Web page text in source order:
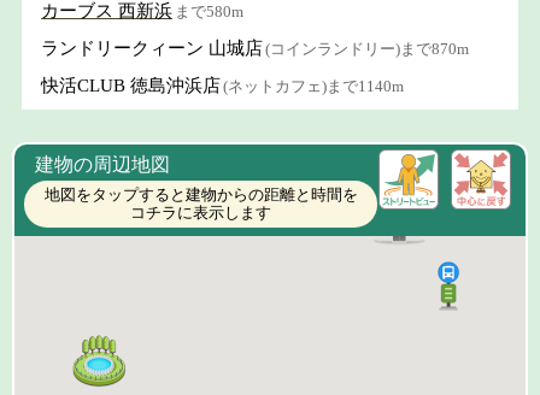
カーブス 西新浜 まで580m
ランドリークィーン 山城店(コインランドリー)まで870m
快活CLUB 徳島沖浜店(ネットカフェ)まで1140m
建物の周辺地図
地図をタップすると建物からの距離と時間を
コチラに表示します